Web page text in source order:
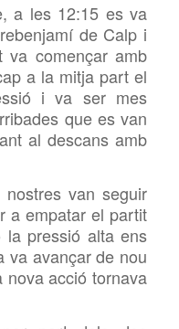
a les 12:15 es va
de Calp i
començar amb
a la mitja part el
i va ser mes
que es van
al descans amb
van seguir
a empatar el partit
pressió alta ens
va avançar de nou
acció tornava